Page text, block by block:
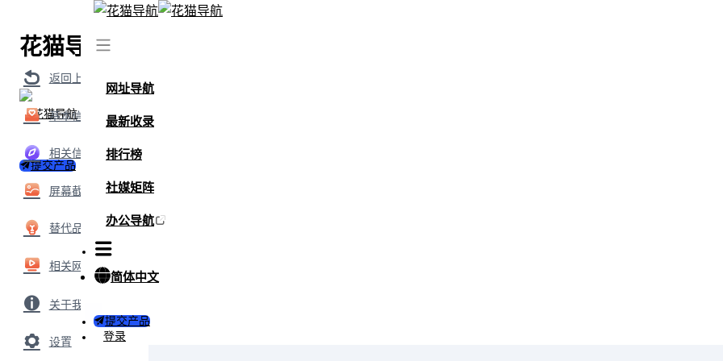
花猫导航
提交产品
返回上级
基本信息
相关信息
屏幕截图
替代品
相关网站
关于我们
设置
网址导航
最新收录
排行榜
社媒矩阵
办公导航
简体中文
提交产品
登录